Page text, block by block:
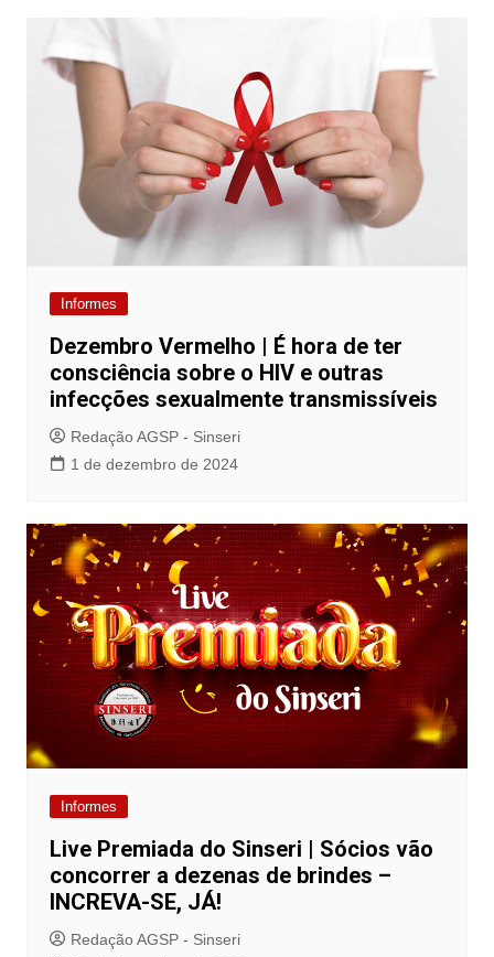
Informes
Dezembro Vermelho | É hora de ter
consciência sobre o HIV e outras
infecções sexualmente transmissíveis
Redação AGSP - Sinseri
1 de dezembro de 2024
Informes
Live Premiada do Sinseri | Sócios vão
concorrer a dezenas de brindes –
INCREVA-SE, JÁ!
Redação AGSP - Sinseri